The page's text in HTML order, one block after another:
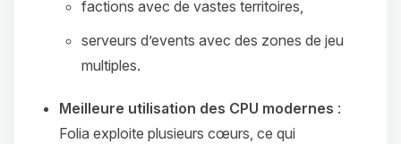
factions avec de vastes territoires,
serveurs d’events avec des zones de jeu
multiples.
Meilleure utilisation des CPU modernes :
Folia exploite plusieurs cœurs, ce qui